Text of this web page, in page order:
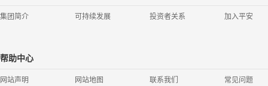
集团简介 可持续发展 投资者关系 加入平安
帮助中心
网站声明 网站地图 联系我们
常见问题